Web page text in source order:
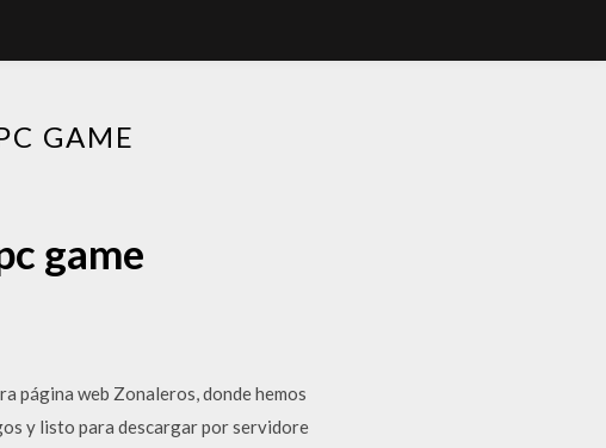
GAME
game
página web Zonaleros, donde hemos
y listo para descargar por servidore